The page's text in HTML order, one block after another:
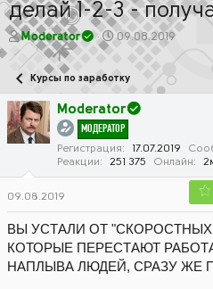
делай 1-2-3 -
А
т
о
р
т
е
Moderator
Д
а
а
ч
а
л
а
09.08.2019
Курсы по заработку
Moderator
МОДЕРАТОР
Регистрация 17.07.2019
Реакции
251 375 Онлайн
09.08.2019
ВЫ УСТАЛИ ОТ
КОТОРЫЕ ПЕРЕСТАЮТ
НАПЛЫВА ЛЮДЕЙ, СРАЗУ ЖЕ